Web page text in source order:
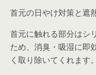
首元の日やけ対策と遮
首元に触れる部分はシ
ため、消臭・吸湿に即
く取り除いてくれます。